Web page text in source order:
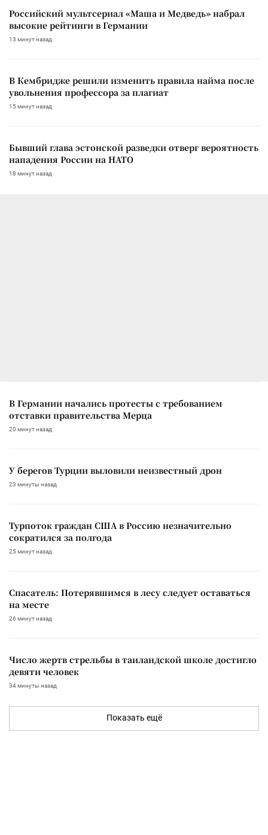
Российский мультсериал «Маша и Медведь» набрал
высокие рейтинги в Германии
13 минут назад
В Кембридже решили изменить правила найма после
увольнения профессора за плагиат
15 минут назад
Бывший глава эстонской разведки отверг вероятность
нападения России на НАТО
18 минут назад
В Германии начались протесты с требованием
отставки правительства Мерца
20 минут назад
У берегов Турции выловили неизвестный дрон
23 минуты назад
Турпоток граждан США в Россию незначительно
сократился за полгода
25 минут назад
Спасатель: Потерявшимся в лесу следует оставаться
на месте
26 минут назад
Число жертв стрельбы в таиландской школе достигло
девяти человек
34 минуты назад
Показать ещё